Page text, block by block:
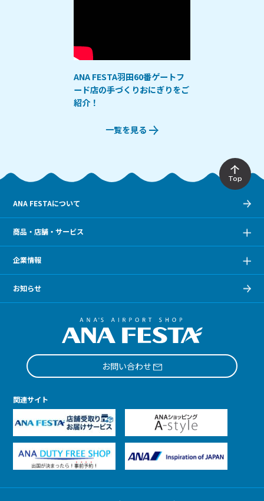
ANA FESTA羽田60番ゲートフ
ード店の手づくりおにぎりをご
紹介！
一覧を見る
Top
ANA FESTAについて
商品・店舗・サービス
企業情報
お知らせ
お問い合わせ
関連サイト